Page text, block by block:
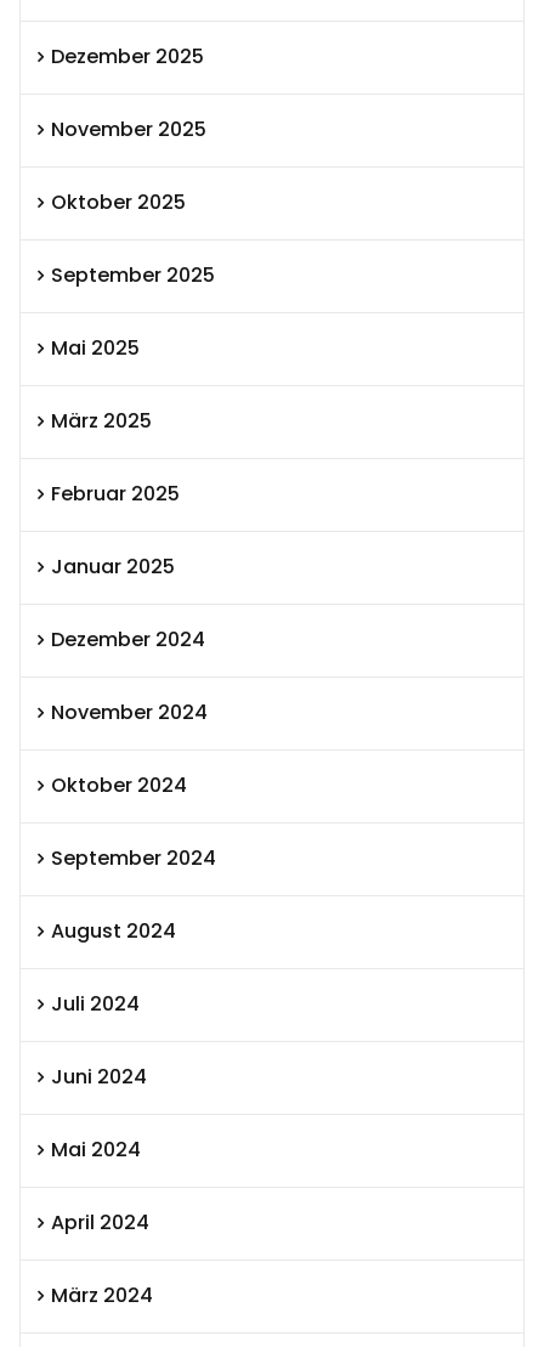
Dezember 2025
November 2025
Oktober 2025
September 2025
Mai 2025
März 2025
Februar 2025
Januar 2025
Dezember 2024
November 2024
Oktober 2024
September 2024
August 2024
Juli 2024
Juni 2024
Mai 2024
April 2024
März 2024